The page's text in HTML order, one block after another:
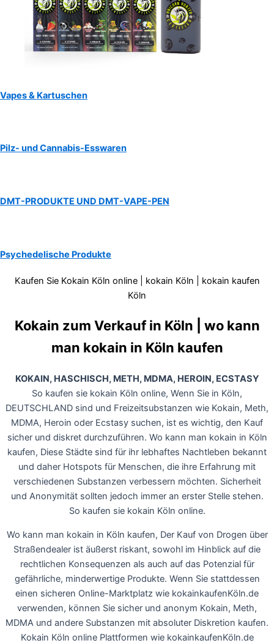
Vapes & Kartuschen
Pilz- und Cannabis-Esswaren
DMT-PRODUKTE UND DMT-VAPE-PEN
Psychedelische Produkte
Kaufen Sie Kokain Köln online | kokain Köln | kokain kaufen
Köln
Kokain zum Verkauf in Köln | wo kann
man kokain in Köln kaufen
KOKAIN, HASCHISCH, METH, MDMA, HEROIN, ECSTASY
So kaufen sie kokain Köln online, Wenn Sie in Köln,
DEUTSCHLAND sind und Freizeitsubstanzen wie Kokain, Meth,
MDMA, Heroin oder Ecstasy suchen, ist es wichtig, den Kauf
sicher und diskret durchzuführen. Wo kann man kokain in Köln
kaufen, Diese Städte sind für ihr lebhaftes Nachtleben bekannt
und daher Hotspots für Menschen, die ihre Erfahrung mit
verschiedenen Substanzen verbessern möchten. Sicherheit
und Anonymität sollten jedoch immer an erster Stelle stehen.
So kaufen sie kokain Köln online.
Wo kann man kokain in Köln kaufen, Der Kauf von Drogen über
Straßendealer ist äußerst riskant, sowohl im Hinblick auf die
rechtlichen Konsequenzen als auch auf das Potenzial für
gefährliche, minderwertige Produkte. Wenn Sie stattdessen
einen sicheren Online-Marktplatz wie kokainkaufenKöln.de
verwenden, können Sie sicher und anonym Kokain, Meth,
MDMA und andere Substanzen mit absoluter Diskretion kaufen.
Kokain Köln online Plattformen wie kokainkaufenKöln.de